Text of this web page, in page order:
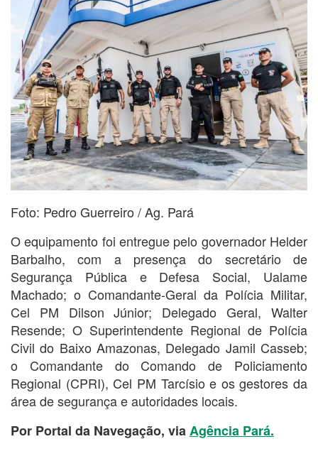
Foto: Pedro Guerreiro / Ag. Pará
O equipamento foi entregue pelo governador Helder
Barbalho, com a presença do secretário de
Segurança Pública e Defesa Social, Ualame
Machado; o Comandante-Geral da Polícia Militar,
Cel PM Dilson Júnior; Delegado Geral, Walter
Resende; O Superintendente Regional de Polícia
Civil do Baixo Amazonas, Delegado Jamil Casseb;
o Comandante do Comando de Policiamento
Regional (CPRI), Cel PM Tarcísio e os gestores da
área de segurança e autoridades locais.
Por Portal da Navegação, viaAgência Pará.